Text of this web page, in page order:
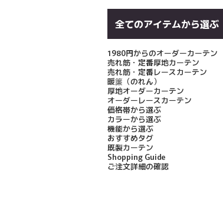
全てのアイテムから選ぶ
1980円からのオーダーカーテン
売れ筋・定番厚地カーテン
売れ筋・定番レースカーテン
暖簾（のれん）
厚地オーダーカーテン
オーダーレースカーテン
価格帯から選ぶ
カラーから選ぶ
機能から選ぶ
おすすめタグ
既製カーテン
Shopping Guide
ご注文詳細の確認